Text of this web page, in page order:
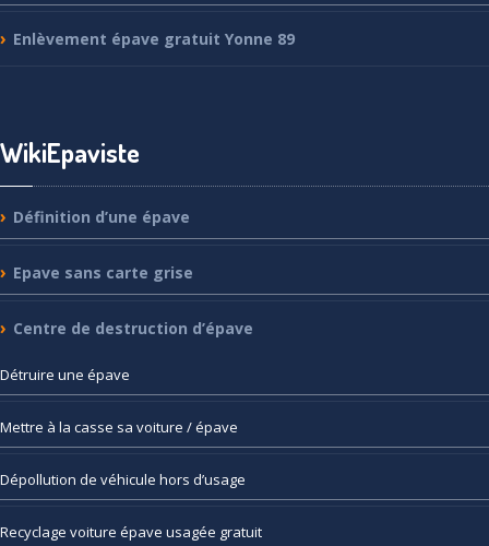
Enlèvement épave gratuit Yonne 89
WikiEpaviste
Définition d’une épave
Epave sans carte grise
Centre de destruction d’épave
Détruire une épave
Mettre à la casse sa voiture / épave
Dépollution de véhicule hors d’usage
Recyclage voiture épave usagée gratuit